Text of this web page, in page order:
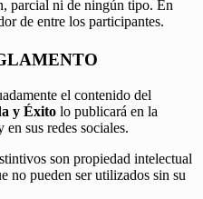
parcial ni de ningún tipo. En
de entre los participantes.
el contenido del
y Éxito lo publicará en la
en sus redes sociales.
son propiedad intelectual
no pueden ser utilizados sin su